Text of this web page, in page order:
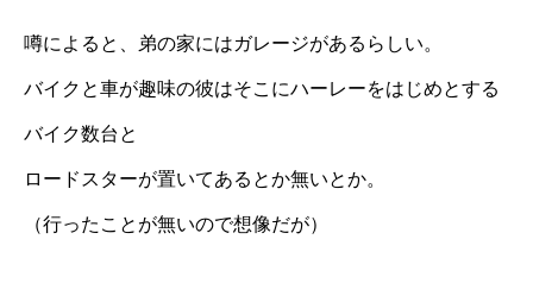
噂によると、弟の家にはガレージがあるらしい。
バイクと車が趣味の彼はそこにハーレーをはじめとする
バイク数台と
ロードスターが置いてあるとか無いとか。
（行ったことが無いので想像だが）